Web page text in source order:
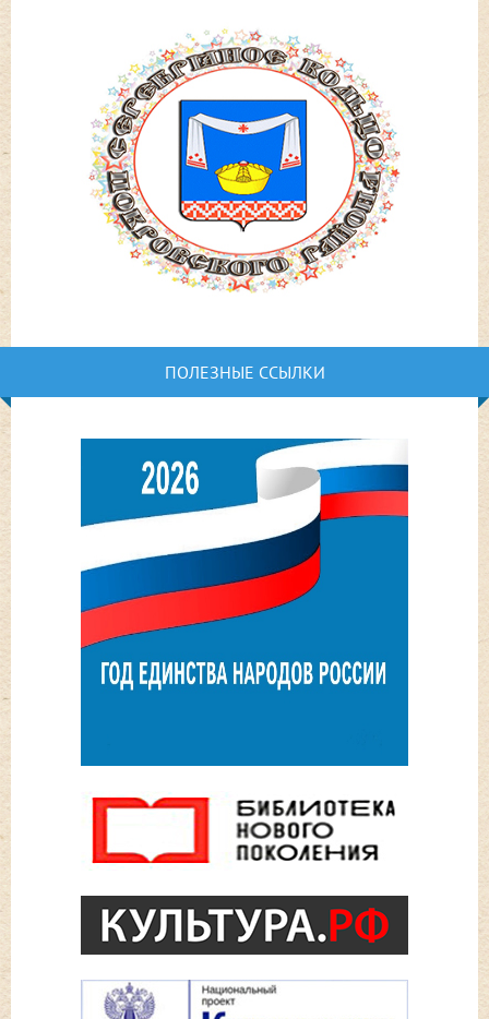
ПОЛЕЗНЫЕ ССЫЛКИ